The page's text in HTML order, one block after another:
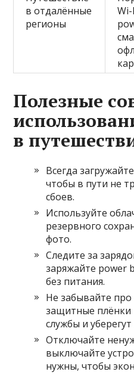
в отдалённые
регионы
Полезные
в
Всегда
чтобы в пути не
сбоев.
Используйте
резервного
фото.
Следите за
заряжайте power
без питания.
Не забывайте
защитные плёнки
службы и
Отключайте
выключайте
нужны, чтобы